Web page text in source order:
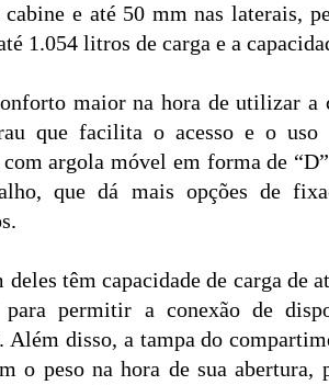
e até 50 mm nas laterais,
1.054 litros de carga e a
maior na hora de utilizar a
que facilita o acesso e o uso
com argola móvel em forma de
que dá mais opções de
deles têm capacidade de carga de
permitir a conexão de
Além disso, a tampa do
o peso na hora de sua